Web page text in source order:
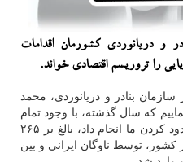
و دریانوردی كشورمان اقدامات
را تروریسم اقتصادی خواند.
بنادر و دریانوردی، محمد
كه سال گذشته، با وجود تمام
اقداماتی كه آمریكا در امتداد محدود كردن ما انجام داد، بالغ بر ۲۶۵
كشور، توسط ناوگان ایرانی و بین